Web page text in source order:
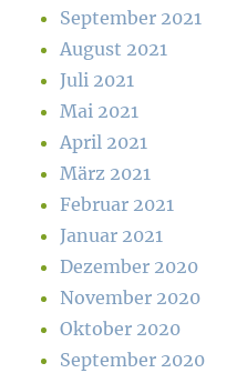
September 2021
August 2021
Juli 2021
Mai 2021
April 2021
März 2021
Februar 2021
Januar 2021
Dezember 2020
November 2020
Oktober 2020
September 2020